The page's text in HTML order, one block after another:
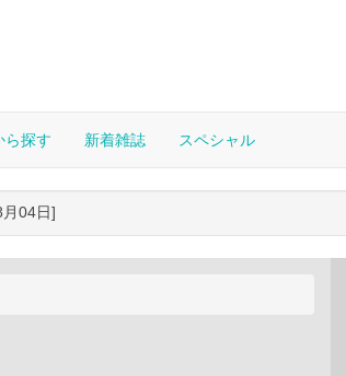
ら探す 新着雑誌 スペシャル
04日]